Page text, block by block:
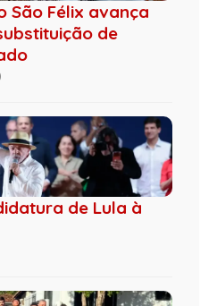
São Félix avança
de
de Lula à